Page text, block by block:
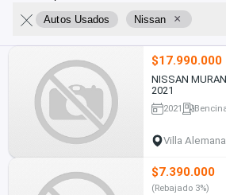
Autos Usados Nissan ×
$17.990.000
NISSAN
2021
2021
Villa Alemana
$7.390.000
(Rebajado 3%)